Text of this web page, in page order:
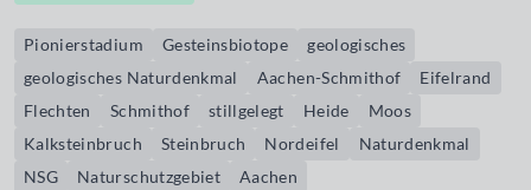
Pionierstadium Gesteinsbiotope
geologisches
geologisches Naturdenkmal
Aachen-Schmithof
Eifelrand
Flechten
Schmithof stillgelegt Heide
Moos
Kalksteinbruch
Steinbruch Nordeifel
Naturdenkmal
NSG
Naturschutzgebiet Aachen